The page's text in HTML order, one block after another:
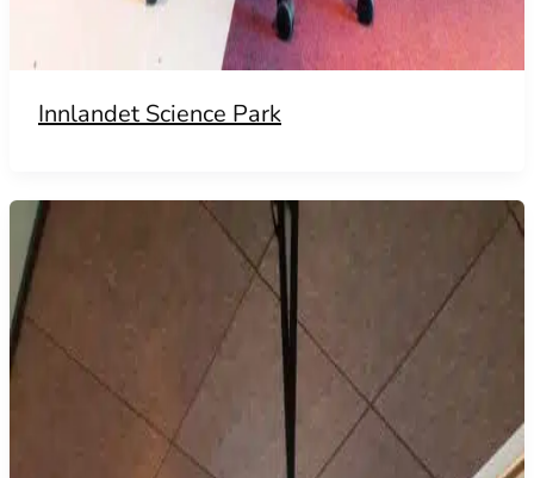
Innlandet Science Park